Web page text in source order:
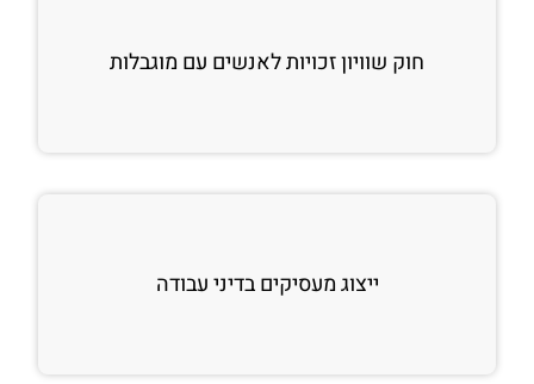
חוק שוויון זכויות לאנשים עם מוגבלות
ייצוג מעסיקים בדיני עבודה